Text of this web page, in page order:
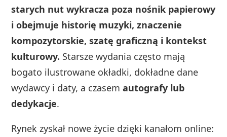
starych nut wykracza poza nośnik papierowy
i obejmuje historię muzyki, znaczenie
kompozytorskie, szatę graficzną i kontekst
kulturowy. Starsze wydania często mają
bogato ilustrowane okładki, dokładne dane
wydawcy i daty, a czasemautografy lub
dedykacje.
Rynek zyskał nowe życie dzięki kanałom online: